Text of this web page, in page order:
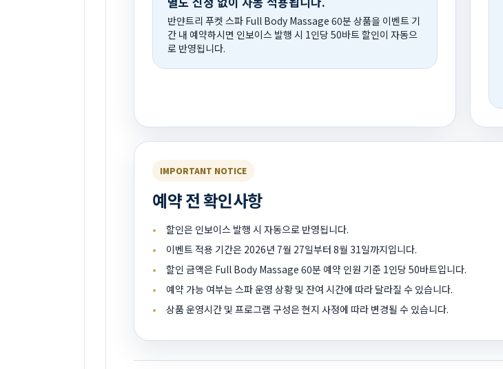
반얀트리 푸켓 스파 Full Body Massage 60분 상품을 이벤트 기
간 내 예약하시면 인보이스 발행 시 1인당 50바트 할인이 자동으
로 반영됩니다.
IMPORTANT NOTICE
예약 전 확인사항
할인은 인보이스 발행 시 자동으로 반영됩니다.
이벤트 적용 기간은 2026년 7월 27일부터 8월 31일까지입니다.
할인 금액은 Full Body Massage 60분 예약 인원 기준 1인당 50바트입니다.
예약 가능 여부는 스파 운영 상황 및 잔여 시간에 따라 달라질 수 있습니다.
상품 운영시간 및 프로그램 구성은 현지 사정에 따라 변경될 수 있습니다.